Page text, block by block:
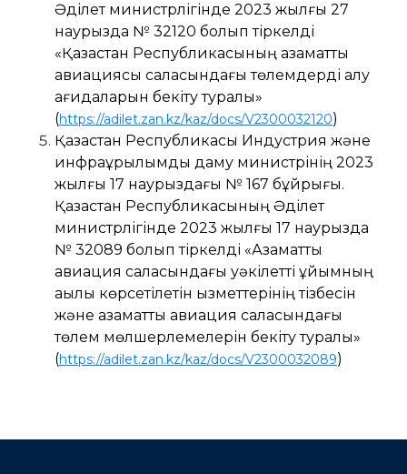
Әділет министрлігінде 2023 жылғы 27
наурызда № 32120 болып тіркелді
«Қазақстан Республикасының азаматтық
авиациясы саласындағы төлемдерді алу
қағидаларын бекіту туралы»
(https://adilet.zan.kz/kaz/docs/V2300032120)
Қазақстан Республикасы Индустрия және
инфрақұрылымдық даму министрінің 2023
жылғы 17 наурыздағы № 167 бұйрығы.
Қазақстан Республикасының Әділет
министрлігінде 2023 жылғы 17 наурызда
№ 32089 болып тіркелді «Азаматтық
авиация саласындағы уәкілетті ұйымның
ақылы көрсетілетін қызметтерінің тізбесін
және азаматтық авиация саласындағы
төлем мөлшерлемелерін бекіту туралы»
(https://adilet.zan.kz/kaz/docs/V2300032089)